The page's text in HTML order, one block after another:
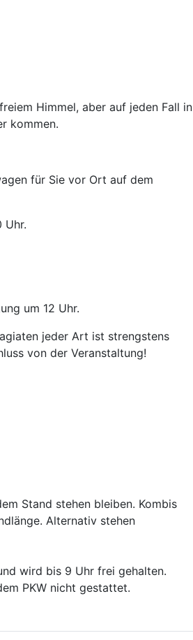
Himmel, aber auf jeden Fall in
kommen.
für Sie vor Ort auf dem
Uhr.
um 12 Uhr.
jeder Art ist strengstens
von der Veranstaltung!
Stand stehen bleiben. Kombis
Alternativ stehen
wird bis 9 Uhr frei gehalten.
PKW nicht gestattet.